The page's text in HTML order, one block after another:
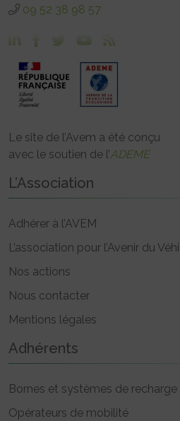
09 52 38 98 57
Le site de l’Avem a été conçu
avec le soutien de l’ADEME
L’Association
Adhérer à l’AVEM
L’association pour l’Avenir du
Nos actions
Nous contacter
Mentions légales
Adhérents
Bornes et systèmes de recharge
Opérateurs de mobilité